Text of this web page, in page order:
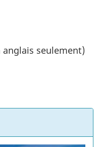
anglais seulement)